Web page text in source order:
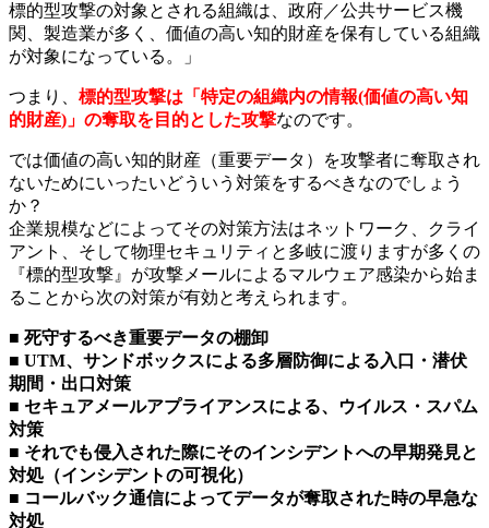
標的型攻撃の対象とされる組織は、政府／公共サービス機
関、製造業が多く、価値の高い知的財産を保有している組織
が対象になっている。」
つまり、 標的型攻撃は「特定の組織内の情報(価値の高い知
的財産)」の奪取を目的とした攻撃なのです。
では価値の高い知的財産（重要データ）を攻撃者に奪取され
ないためにいったいどういう対策をするべきなのでしょう
か？
企業規模などによってその対策方法はネットワーク、クライ
アント、そして物理セキュリティと多岐に渡りますが多くの
『標的型攻撃』が攻撃メールによるマルウェア感染から始ま
ることから次の対策が有効と考えられます。
■ 死守するべき重要データの棚卸
■ UTM、サンドボックスによる多層防御による入口・潜伏
期間・出口対策
■ セキュアメールアプライアンスによる、ウイルス・スパム
対策
■ それでも侵入された際にそのインシデントへの早期発見と
対処（インシデントの可視化）
■ コールバック通信によってデータが奪取された時の早急な
対処